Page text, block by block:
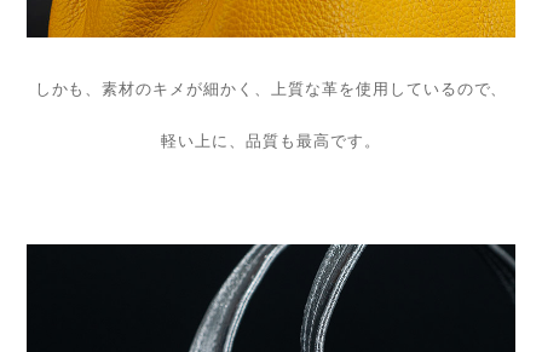
しかも、素材のキメが細かく、上質な革を使用しているので、
軽い上に、品質も最高です。